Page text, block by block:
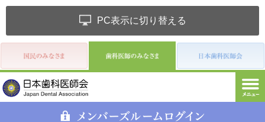
PC表示に切り替える